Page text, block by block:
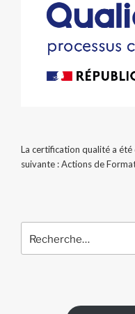
La certification qualité a
suivante : Actions de
pour